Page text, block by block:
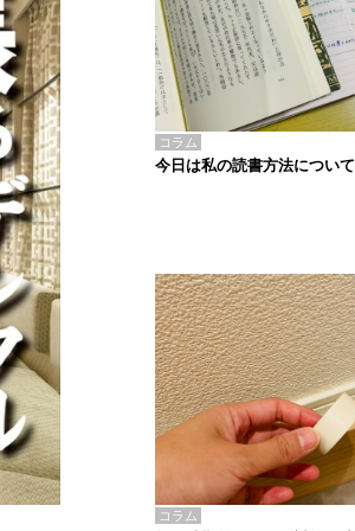
コラム
今日は私の読書方法について
コラム